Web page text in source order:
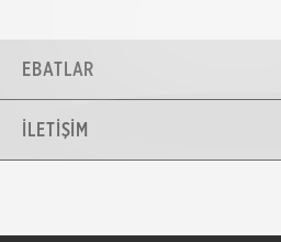
EBATLAR
İLETIŞIM